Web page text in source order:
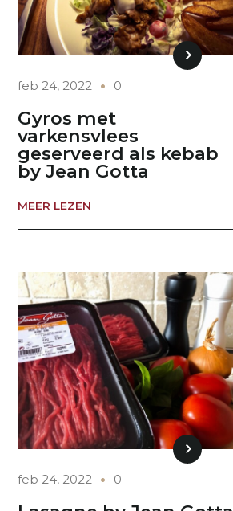
feb 24, 2022 0
Gyros met
varkensvlees
geserveerd als kebab
by Jean Gotta
MEER LEZEN
feb 24, 2022 0